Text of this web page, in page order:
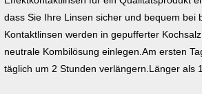
dass Sie Ihre Linsen sicher und bequem bei
Kontaktlinsen werden in gepufferter
neutrale Kombilösung einlegen.Am ersten
täglich um 2 Stunden verlängern.Länger als